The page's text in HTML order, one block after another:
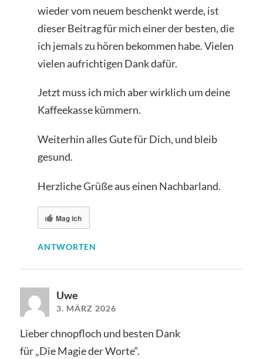
wieder vom neuem beschenkt werde, ist
dieser Beitrag für mich einer der besten, die
ich jemals zu hören bekommen habe. Vielen
vielen aufrichtigen Dank dafür.
Jetzt muss ich mich aber wirklich um deine
Kaffeekasse kümmern.
Weiterhin alles Gute für Dich, und bleib
gesund.
Herzliche Grüße aus einen Nachbarland.
Mag ich
ANTWORTEN
Uwe
3. MÄRZ 2026
Lieber chnopfloch und besten Dank
für „Die Magie der Worte“.